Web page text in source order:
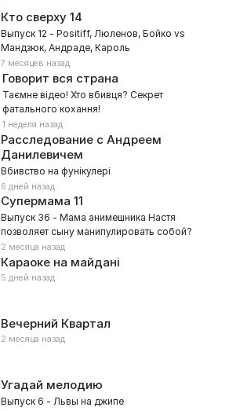
Кто сверху14
Выпуск 12 - Positiff, Люленов, Бойко vs
Мандзюк, Андраде, Кароль
7 месяцев назад
Говорит вся страна
Таємне відео! Хто вбивця? Секрет
фатального кохання!
1 неделя назад
Расследование с Андреем
Данилевичем
Вбивство на фунікулері
6 дней назад
Супермама 11
Выпуск 36 - Мама анимешника Настя
позволяет сыну манипулировать собой?
2 месяца назад
Караоке на майдані
5 дней назад
Вечерний Квартал
2 месяца назад
Угадай мелодию
Выпуск 6 - Львы на джипе